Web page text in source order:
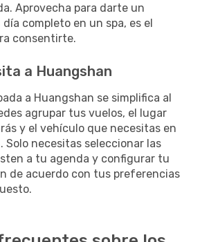
Aprovecha para darte un
completo en un spa, es el
consentirte.
a Huangshan
a Huangshan se simplifica al
agrupar tus vuelos, el lugar
y el vehículo que necesitas en
Solo necesitas seleccionar las
a tu agenda y configurar tu
de acuerdo con tus preferencias